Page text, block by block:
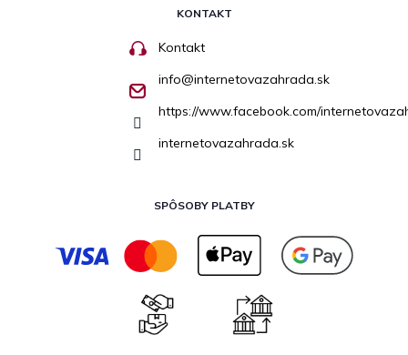
KONTAKT
Kontakt
info@internetovazahrada.sk
https://www.facebook.com/
internetovazahrada.sk
SPÔSOBY PLATBY